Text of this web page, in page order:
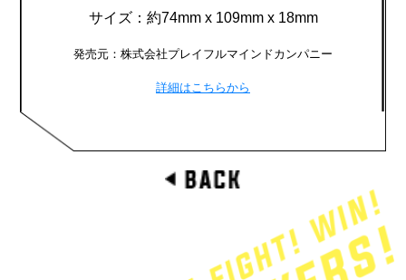
サイズ：約74mm x 109mm x 18mm
発売元：株式会社プレイフルマインドカンパニー
詳細はこちらから